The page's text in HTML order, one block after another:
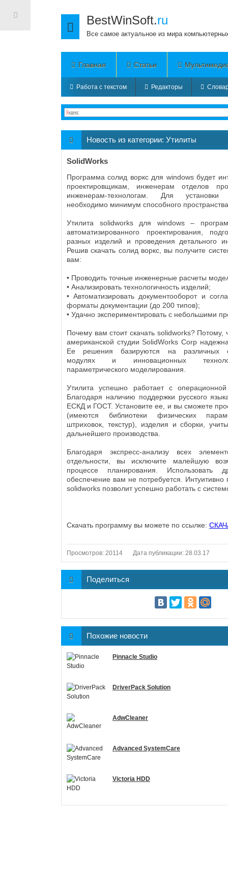
BestWinSoft.ru
Все самое актуальное из мира
Главная Статьи
Работа с текстом Редакторы
Новость из категории: Утилиты
SolidWorks
Программа солид воркс для windows будет
проектировщикам, инженерам отделов
инженерам-технологам. Для
необходимо минимум способного
Утилита solidworks для windows –
автоматизированного проектирования,
разных изделий и проведения детального
Решив скачать солид воркс, вы получите
вам:
• Проводить точные инженерные расчеты
• Анализировать технологичность изделий;
• Автоматизировать документооборот и
форматы документации (до 200 типов);
• Удачно экспериментировать с небольшими
Почему вам стоит скачать solidworks? Потому,
американской студии SolidWorks Corp
Ее решения базируются на различных
модулях и инновационных
параметрического моделирования.
Утилита успешно работает с
Благодаря наличию поддержки русского
ЕСКД и ГОСТ. Установите ее, и вы сможете
(имеются библиотеки физических
штриховок, текстур), изделия и сборки,
дальнейшего производства.
Благодаря экспресс-анализу всех
отдельности, вы исключите малейшую
процессе планирования. Использовать
обеспечение вам не потребуется.
solidworks позволит успешно работать с
Скачать программу вы можете по ссылке:
Просмотров: 20114 Дата публикации: 28.03.17
Поделиться
Похожие новости
Pinnacle Studio
DriverPack Solution
AdwCleaner
Advanced SystemCare
Victoria HDD